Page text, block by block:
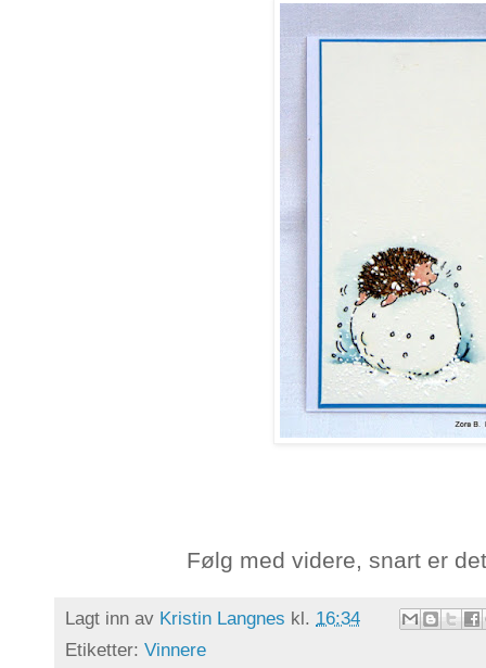
Følg med videre, snart er
Lagt inn av Kristin Langnes kl. 16:34
Etiketter: Vinnere